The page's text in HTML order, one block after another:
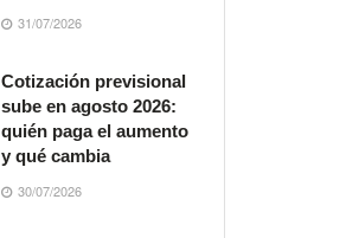
31/07/2026
Cotización previsional
sube en agosto 2026:
quién paga el aumento
y qué cambia
30/07/2026